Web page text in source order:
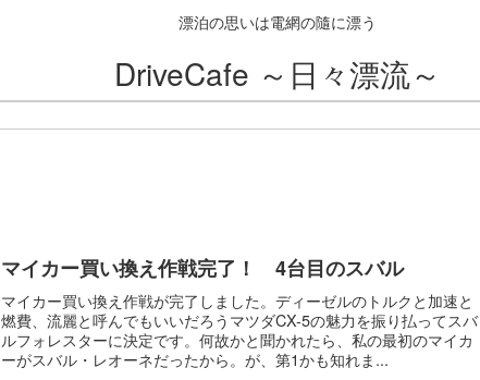
漂泊の思いは電網の隨に漂う
DriveCafe ～日々漂流～
マイカー買い換え作戦完了！ 4台目のスバル
マイカー買い換え作戦が完了しました。ディーゼルのトルクと加速と
燃費、流麗と呼んでもいいだろうマツダCX-5の魅力を振り払ってスバ
ルフォレスターに決定です。何故かと聞かれたら、私の最初のマイカ
ーがスバル・レオーネだったから。が、第1かも知れま...